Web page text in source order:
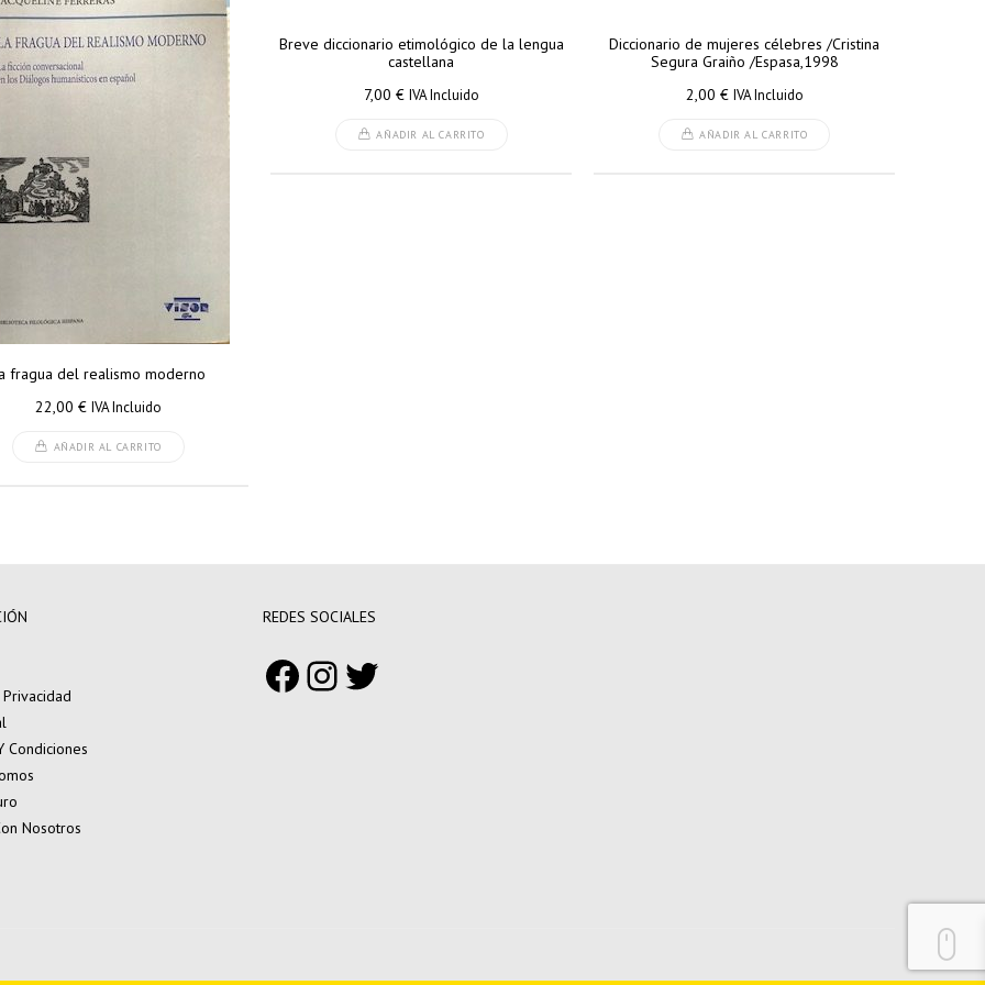
fragua del realismo moderno
22,00 € IVA Incluido
AÑADIR AL CARRITO
Breve diccionario etimológico de la lengua
castellana
7,00 € IVA Incluido
AÑADIR AL CARRITO
Diccionario de mujeres célebres /Cristina
Segura Graiño /Espasa,1998
2,00 € IVA Incluido
AÑADIR AL CARRITO
Condiciones
Nosotros
REDES SOCIALES
Facebook
Instagram
Twitter